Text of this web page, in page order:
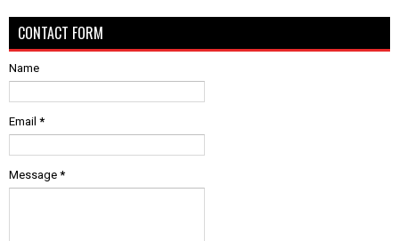
CONTACT FORM
Name
Email *
Message *